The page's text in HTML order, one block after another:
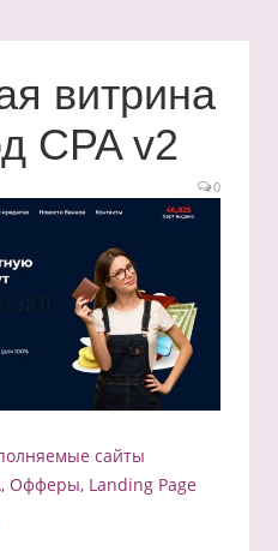
витрина
CPA v2
0
сайты
Офферы, Landing Page